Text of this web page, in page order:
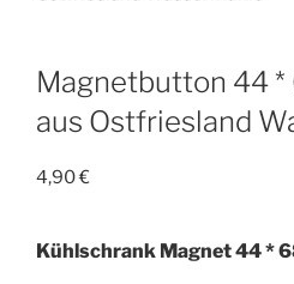
Magnetbutton 44 *
aus Ostfriesland
4,90€
Kühlschrank Magnet 44 *